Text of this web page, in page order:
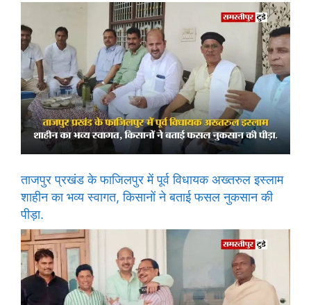
ताजपुर प्रखंड के फाजिलपुर में पूर्व विधायक अख्तरुल इस्लाम
शाहीन का भव्य स्वागत, किसानों ने बताई फसल नुकसान की
पीड़ा.